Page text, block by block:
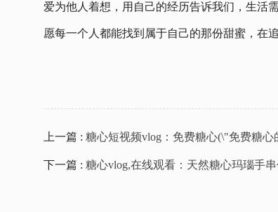
爱为他人着想，用自己的经历告诉我们，生活
愿每一个人都能找到属于自己的那份甜蜜，在
上一篇 : 糖心短视频vlog：免费糖心(\"免费糖心
下一篇 : 糖心vlog,在线观看：天然糖心玛瑙手